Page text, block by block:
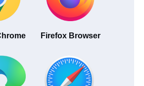
Firefox Browser